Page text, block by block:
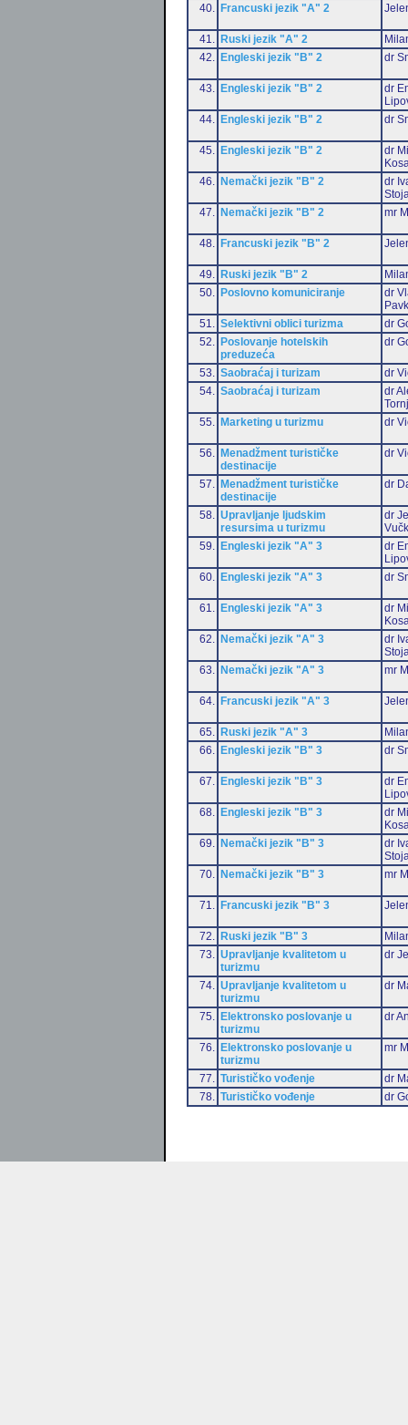
40. Francuski jezik "A" 2
41. Ruski jezik "A" 2
42.
Engleski jezik "B" 2 dr
43. Engleski jezik "B" 2
dr
44.
Engleski jezik "B" 2 dr
45. Engleski jezik "B" 2
dr
46.
Nemački jezik "B" 2
dr
47.
Nemački jezik "B" 2 mr
48. Francuski jezik "B" 2
49. Ruski jezik "B" 2
50.
Poslovno komuniciranje
dr
51.
Selektivni oblici turizma
dr
52.
Poslovanje hotelskih
preduzeća
dr
53. Saobraćaj i turizam
dr
54.
Saobraćaj i turizam
dr
55.
Marketing u turizmu dr
56.
Menadžment turističke
destinacije
dr
57.
Menadžment turističke
destinacije
dr
58.
Upravljanje ljudskim
resursima u turizmu
dr
59.
Engleski jezik "A" 3
dr
60.
Engleski jezik "A" 3 dr
61. Engleski jezik "A" 3
dr
62.
Nemački jezik "A" 3
dr
63.
Nemački jezik "A" 3 mr
64. Francuski jezik "A" 3
65. Ruski jezik "A" 3
66.
Engleski jezik "B" 3 dr
67. Engleski jezik "B" 3
dr
68.
Engleski jezik "B" 3
dr
69.
Nemački jezik "B" 3
dr
70.
Nemački jezik "B" 3 mr
71. Francuski jezik "B" 3
72. Ruski jezik "B" 3
73.
Upravljanje kvalitetom u
turizmu
dr
74.
Upravljanje kvalitetom u
turizmu
dr
75.
Elektronsko poslovanje u
turizmu
dr
76.
Elektronsko poslovanje u
turizmu
mr
77. Turističko vođenje
dr
78.
Turističko vođenje dr